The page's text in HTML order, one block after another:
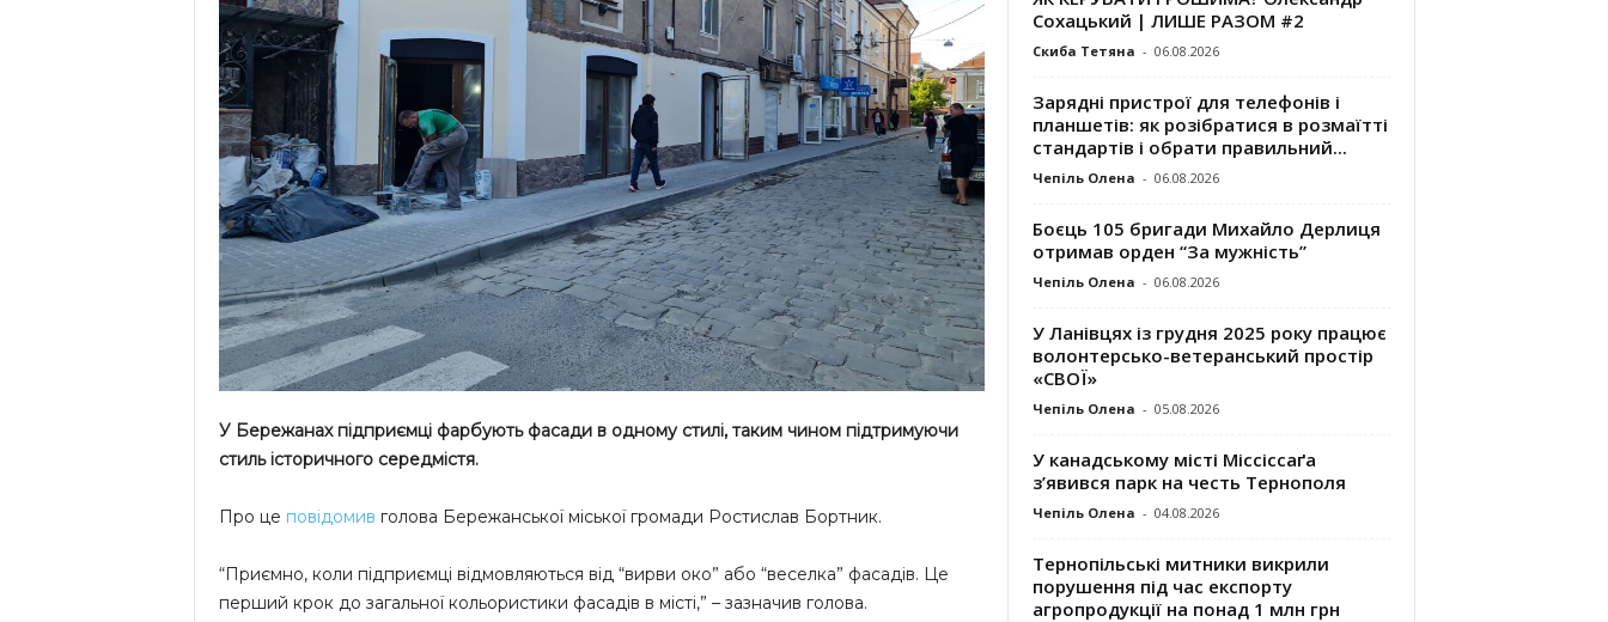
У Бережанах підприємці фарбують фасади в одному стилі, таким чином підтримуючи
стиль історичного середмістя.
Про це повідомив голова Бережанської міської громади Ростислав Бортник.
“Приємно, коли підприємці відмовляються від “вирви око” або “веселка” фасадів. Це
перший крок до загальної кольористики фасадів в місті,” – зазначив голова.
Сохацький | ЛИШЕ РАЗОМ #2
Скиба Тетяна - 06.08.2026
Зарядні пристрої для телефонів і
планшетів: як розібратися в розмаїтті
стандартів і обрати правильний...
Чепіль Олена - 06.08.2026
Боєць 105 бригади Михайло Дерлиця
отримав орден “За мужність”
Чепіль Олена - 06.08.2026
У Ланівцях із грудня 2025 року працює
волонтерсько-ветеранський простір
«СВОЇ»
Чепіль Олена - 05.08.2026
У канадському місті Міссіссаґа
з’явився парк на честь Тернополя
Чепіль Олена - 04.08.2026
Тернопільські митники викрили
порушення під час експорту
агропродукції на понад 1 млн грн